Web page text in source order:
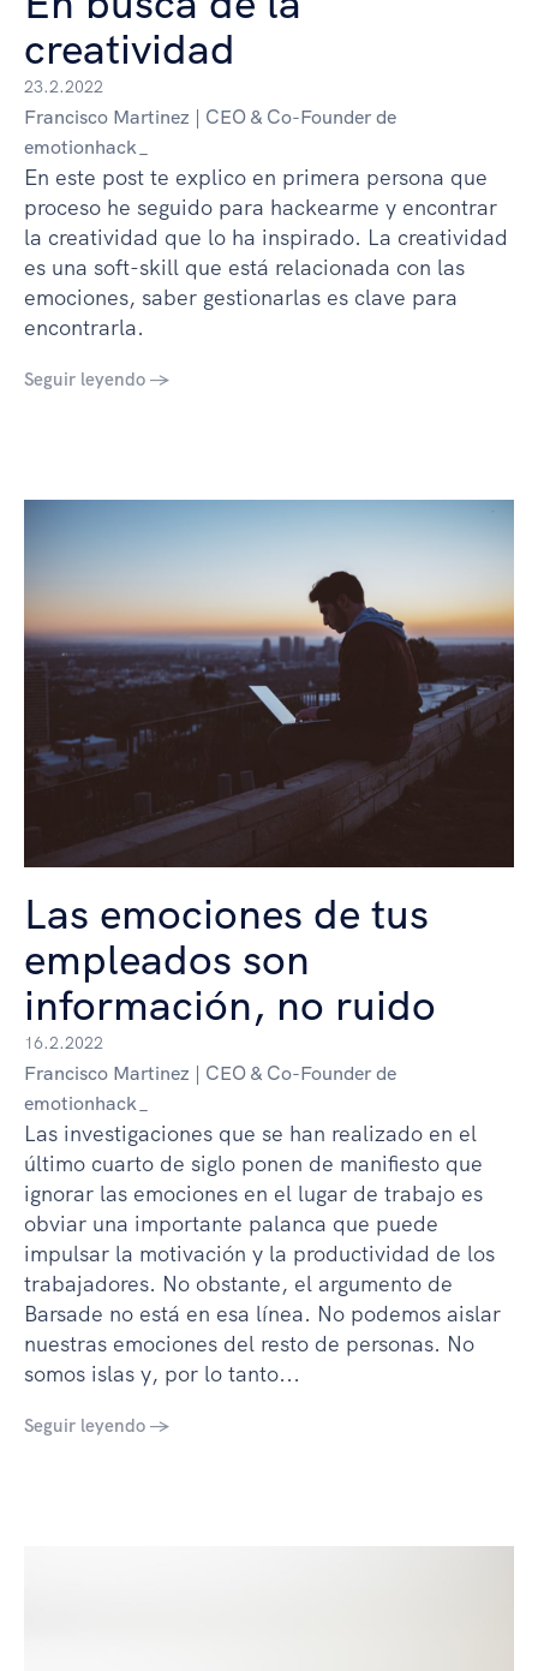
creatividad
23.2.2022
Francisco Martinez | CEO & Co-Founder de
emotionhack_
En este post te explico en primera persona que
proceso he seguido para hackearme y encontrar
la creatividad que lo ha inspirado. La creatividad
es una soft-skill que está relacionada con las
emociones, saber gestionarlas es clave para
encontrarla.
Seguir leyendo →
Las emociones de tus
empleados son
información, no ruido
16.2.2022
Francisco Martinez | CEO & Co-Founder de
emotionhack_
Las investigaciones que se han realizado en el
último cuarto de siglo ponen de manifiesto que
ignorar las emociones en el lugar de trabajo es
obviar una importante palanca que puede
impulsar la motivación y la productividad de los
trabajadores. No obstante, el argumento de
Barsade no está en esa línea. No podemos aislar
nuestras emociones del resto de personas. No
somos islas y, por lo tanto...
Seguir leyendo →